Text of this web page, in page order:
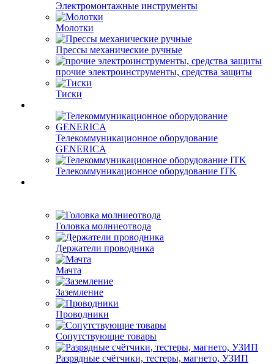
Электромонтажные инструменты
Молотки
Прессы механические ручные
прочие электроинструменты, средства защиты
Тиски
Телекоммуникационное оборудование
GENERICA
Телекоммуникационное оборудование ITK
Головка молниеотвода
Держатели проводника
Мачта
Заземление
Проводники
Сопутствующие товары
Разрядные счётчики, тестеры, магнето, УЗИП